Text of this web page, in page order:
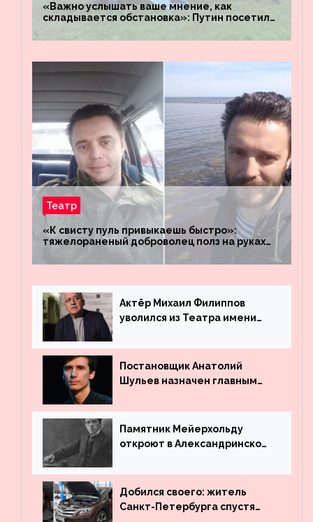
«Важно услышать ваше мнение, как
складывается обстановка»: Путин посетил
«Восток»
Театр
«К свисту пуль привыкаешь быстро»:
тяжелораненый доброволец полз на руках
четыре километра через заминированное
поле
Актёр Михаил Филиппов
уволился из Театра имени
Постановщик Анатолий
Шульев назначен главным
Вахтангова
Памятник Мейерхольду
откроют в Александринском
Добился своего: житель
Санкт-Петербурга спустя